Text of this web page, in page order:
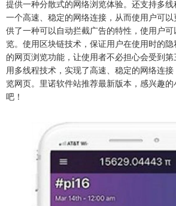
提供一种分散式的网络浏览体验。还支持多
一个高速、稳定的网络连接，从而使用户可
供了一种可以自动拦截广告的特性，使用户
览。使用区块链技术，保证用户在使用时的
的网页浏览功能，让使用者不必担心会受到
用多线程技术，实现了高速、稳定的网络连
览网页。里诺软件站推荐最新版本，感兴趣
吧！